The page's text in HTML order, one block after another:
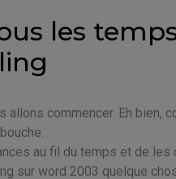
les
allons commencer. Eh bien,
au fil du temps et de les
sur word 2003 quelque